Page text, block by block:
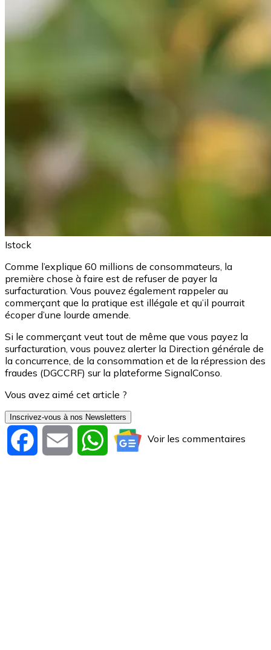
Istock
Comme l’explique 60 millions de consommateurs, la
première chose à faire est de refuser de payer la
surfacturation. Vous pouvez également rappeler au
commerçant que la pratique est illégale et qu’il pourrait
écoper d’une lourde amende.
Si le commerçant veut tout de même que vous payez la
surfacturation, vous pouvez alerter la Direction générale de
la concurrence, de la consommation et de la répression des
fraudes (DGCCRF) sur la plateforme SignalConso.
Vous avez aimé cet article ?
Inscrivez-vous à nos Newsletters
Facebook Email WhatsAppVoir les commentaires